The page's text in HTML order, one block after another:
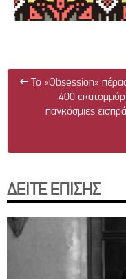
← To «Obsession»
400
παγκόσμιες
ΔΕΙΤΕ ΕΠΙΣΗΣ